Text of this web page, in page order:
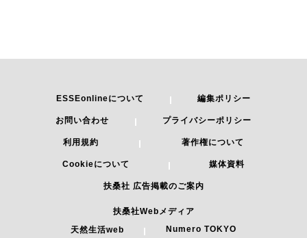
ESSEonlineについて 編集ポリシー
お問い合わせ プライバシーポリシー
利用規約 著作権について
Cookieについて 媒体資料
扶桑社 広告掲載のご案内
扶桑社Webメディア
天然生活web
Numero TOKYO